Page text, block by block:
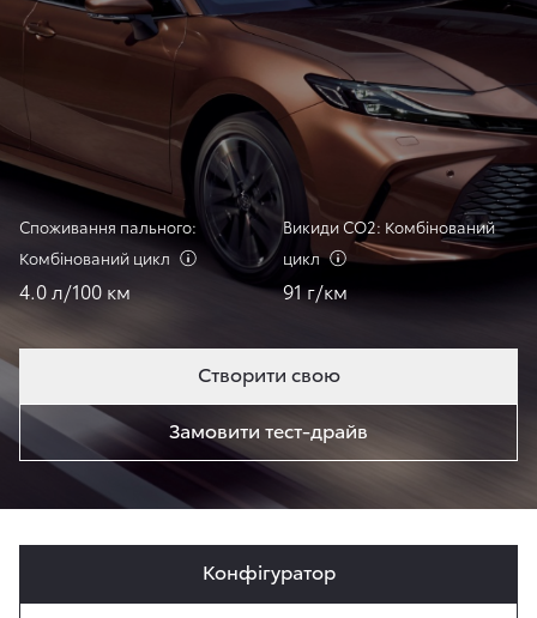
Створити свою
Замовити тест-драйв
Споживання пального:
Комбінований цикл
4.0 л/100 км
Викиди СО2: Комбінований
цикл
91 г/км
Конфігуратор